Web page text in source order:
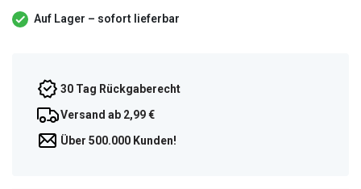
Auf Lager – sofort lieferbar
30 Tag Rückgaberecht
Versand ab 2,99 €
Über 500.000 Kunden!